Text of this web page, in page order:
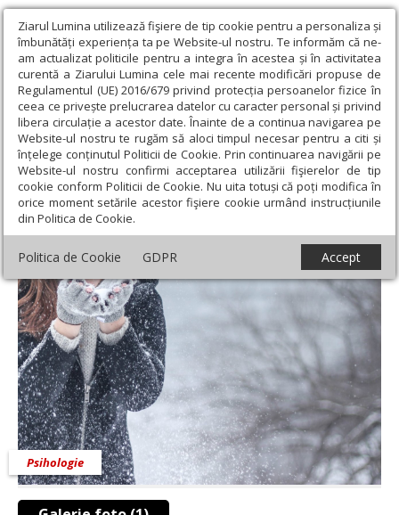
Ziarul Lumina utilizează fişiere de tip cookie pentru a personaliza și
îmbunătăți experiența ta pe Website-ul nostru. Te informăm că ne-
am actualizat politicile pentru a integra în acestea și în activitatea
curentă a Ziarului Lumina cele mai recente modificări propuse de
Regulamentul (UE) 2016/679 privind protecția persoanelor fizice în
ceea ce privește prelucrarea datelor cu caracter personal și privind
libera circulație a acestor date. Înainte de a continua navigarea pe
Website-ul nostru te rugăm să aloci timpul necesar pentru a citi și
înțelege conținutul Politicii de Cookie. Prin continuarea navigării pe
Website-ul nostru confirmi acceptarea utilizării fişierelor de tip
cookie conform Politicii de Cookie. Nu uita totuși că poți modifica în
orice moment setările acestor fişiere cookie urmând instrucțiunile
din Politica de Cookie.
Politica de Cookie GDPR Accept
Ziarul Lumina › Societate › Psihologie › Pregătirea pentru
traversarea unei „ierni profunde”
Pregătirea pentru traversarea unei „ierni
profunde”
Psihologie